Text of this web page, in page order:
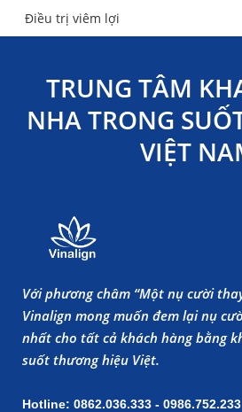
Điều trị viêm lợi
TRUNG TÂM
NHA TRONG
VIỆT
Với phương châm “Một nụ cười
Vinalign mong muốn đem lại nụ
nhất cho tất cả khách hàng bằng
suốt thương hiệu Việt.
Hotline: 0862.036.333 - 0986.752.233